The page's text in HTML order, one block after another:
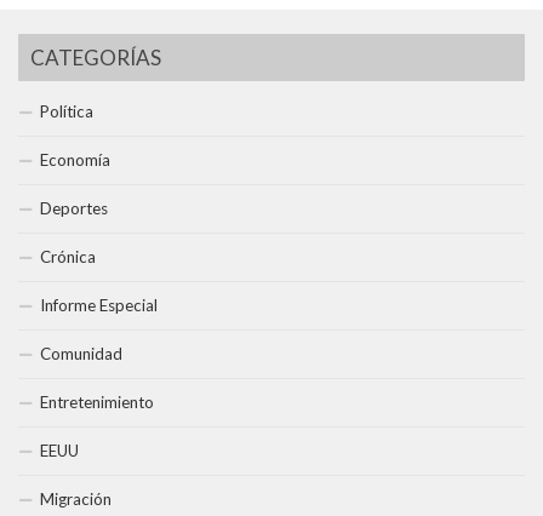
CATEGORÍAS
Política
Economía
Deportes
Crónica
Informe Especial
Comunidad
Entretenimiento
EEUU
Migración